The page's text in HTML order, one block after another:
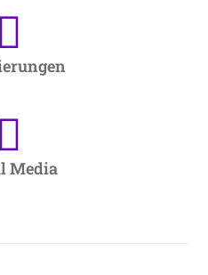
Media